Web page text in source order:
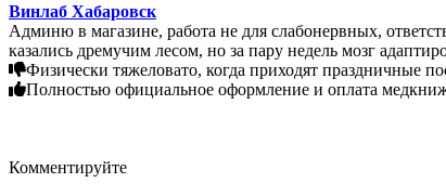
Винлаб Хабаровск
Админю в магазине, работа не для слабонервных,
казались дремучим лесом, но за пару недель мозг
Физически тяжеловато, когда приходят праздничные
Полностью официальное оформление и оплата
Комментируйте